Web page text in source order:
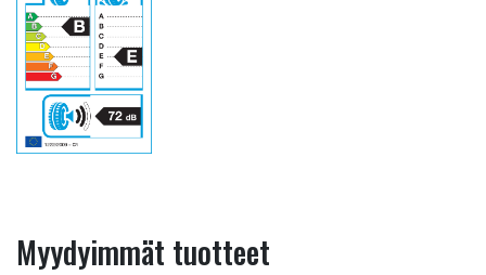
Myydyimmät tuotteet